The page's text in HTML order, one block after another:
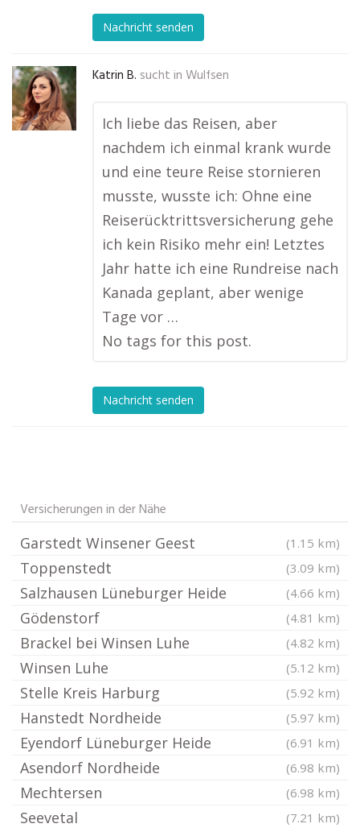
Nachricht senden
Katrin B. sucht in Wulfsen
Ich liebe das Reisen, aber
nachdem ich einmal krank wurde
und eine teure Reise stornieren
musste, wusste ich: Ohne eine
Reiserücktrittsversicherung gehe
ich kein Risiko mehr ein! Letztes
Jahr hatte ich eine Rundreise nach
Kanada geplant, aber wenige
Tage vor …
No tags for this post.
Nachricht senden
Versicherungen in der Nähe
Garstedt Winsener Geest (1.15 km)
Toppenstedt (3.09 km)
Salzhausen Lüneburger Heide (4.66 km)
Gödenstorf (4.81 km)
Brackel bei Winsen Luhe (4.82 km)
Winsen Luhe (5.12 km)
Stelle Kreis Harburg (5.92 km)
Hanstedt Nordheide (5.97 km)
Eyendorf Lüneburger Heide (6.91 km)
Asendorf Nordheide (6.98 km)
Mechtersen (6.98 km)
Seevetal (7.21 km)